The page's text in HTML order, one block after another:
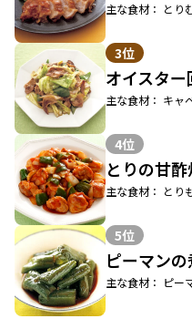
主な食材： とり
3位
オイスタ
主な食材： キャ
4位
とりの甘酢
主な食材： とり
5位
ピーマン
主な食材： ピー